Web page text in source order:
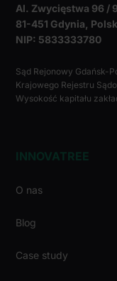
Al. Zwycięstwa 96 /
81-451 Gdynia,
NIP: 5833333780
Sąd Rejonowy Gdańsk-
Krajowego Rejestru
Wysokość kapitału
INNOVATREE
O nas
Blog
Case study